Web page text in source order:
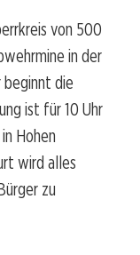
von 500
in der
beginnt die
ist für 10 Uhr
Hohen
wird alles
zu